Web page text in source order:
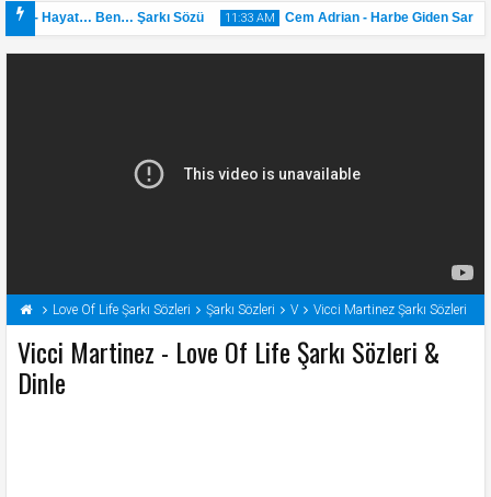
- Hayat… Ben… Şarkı Sözü 11:33 AM
31 May
2025
Cem Adrian - Harbe Giden Sarı
Love Of Life Şarkı Sözleri Şarkı Sözleri V Vicci Martinez Şarkı Sözleri
Vicci Martinez - Love Of Life Şarkı Sözleri &
Dinle